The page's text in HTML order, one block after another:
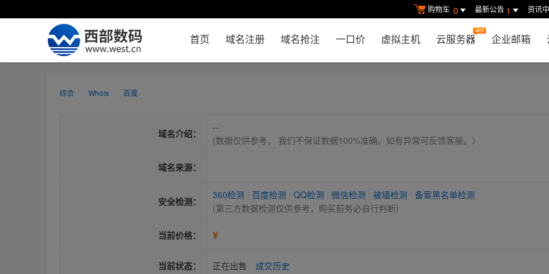
购物车 0 最新公告 1 资讯
首页 域名注册 域名抢注 一口价 虚拟主机 云服务器 企业邮箱
综合 Whois 百度
域名介绍：
--
(数据仅供参考， 我们不保证数据100%准确。如有异常可反馈客服。）
域名来源：
安全检测：
360检测 百度检测 QQ检测 微信检测 被墙检测
备案黑名单检测
(第三方数据检测仅供参考，购买前务必自行判断)
当前价格： ¥
当前状态： 正在出售 成交历史